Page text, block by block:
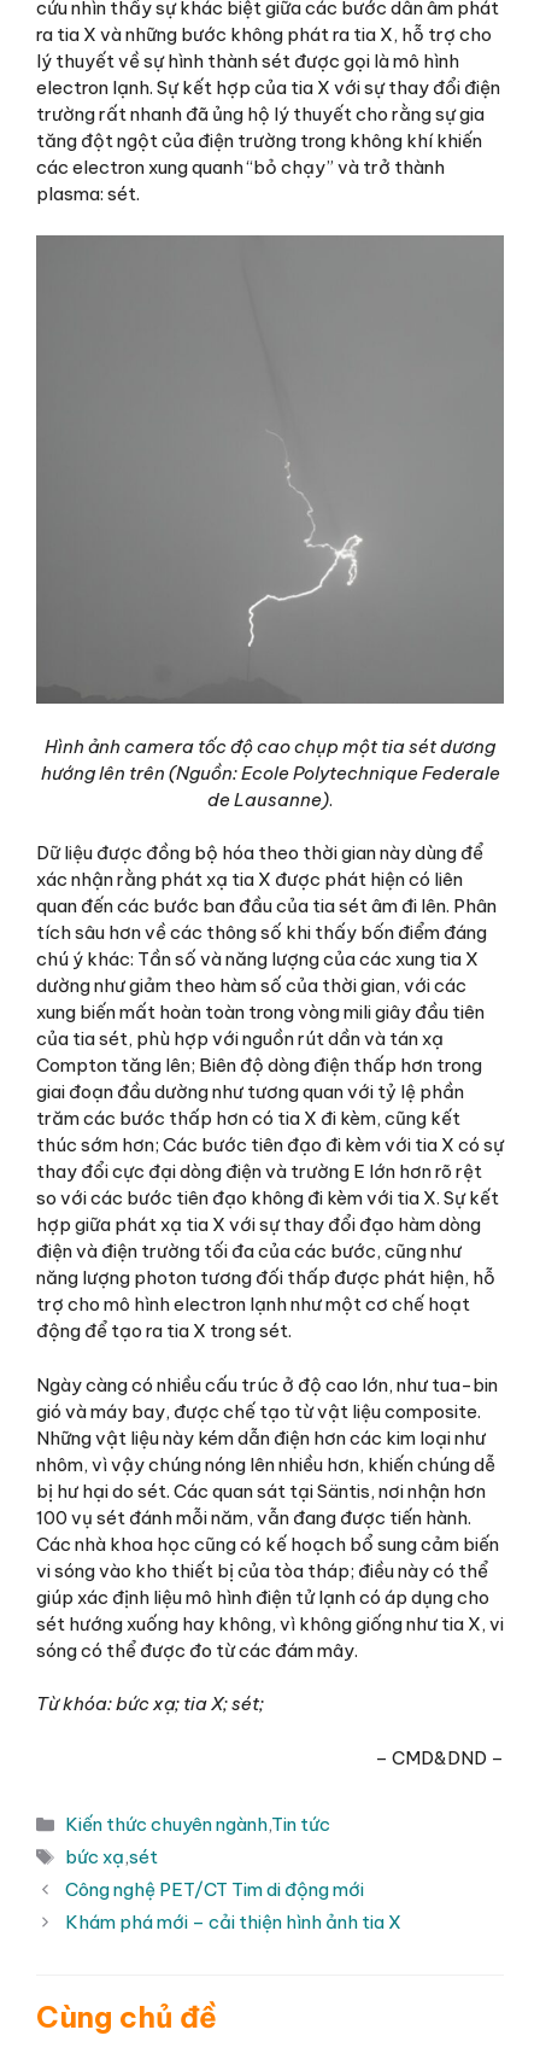
cứu nhìn thấy sự khác biệt giữa các bước dẫn âm phát
ra tia X và những bước không phát ra tia X, hỗ trợ cho
lý thuyết về sự hình thành sét được gọi là mô hình
electron lạnh. Sự kết hợp của tia X với sự thay đổi điện
trường rất nhanh đã ủng hộ lý thuyết cho rằng sự gia
tăng đột ngột của điện trường trong không khí khiến
các electron xung quanh “bỏ chạy” và trở thành
plasma: sét.
Hình ảnh camera tốc độ cao chụp một tia sét dương
hướng lên trên (Nguồn: Ecole Polytechnique Federale
de Lausanne).
Dữ liệu được đồng bộ hóa theo thời gian này dùng để
xác nhận rằng phát xạ tia X được phát hiện có liên
quan đến các bước ban đầu của tia sét âm đi lên. Phân
tích sâu hơn về các thông số khi thấy bốn điểm đáng
chú ý khác: Tần số và năng lượng của các xung tia X
dường như giảm theo hàm số của thời gian, với các
xung biến mất hoàn toàn trong vòng mili giây đầu tiên
của tia sét, phù hợp với nguồn rút dần và tán xạ
Compton tăng lên; Biên độ dòng điện thấp hơn trong
giai đoạn đầu dường như tương quan với tỷ lệ phần
trăm các bước thấp hơn có tia X đi kèm, cũng kết
thúc sớm hơn; Các bước tiên đạo đi kèm với tia X có sự
thay đổi cực đại dòng điện và trường E lớn hơn rõ rệt
so với các bước tiên đạo không đi kèm với tia X. Sự kết
hợp giữa phát xạ tia X với sự thay đổi đạo hàm dòng
điện và điện trường tối đa của các bước, cũng như
năng lượng photon tương đối thấp được phát hiện, hỗ
trợ cho mô hình electron lạnh như một cơ chế hoạt
động để tạo ra tia X trong sét.
Ngày càng có nhiều cấu trúc ở độ cao lớn, như tua-bin
gió và máy bay, được chế tạo từ vật liệu composite.
Những vật liệu này kém dẫn điện hơn các kim loại như
nhôm, vì vậy chúng nóng lên nhiều hơn, khiến chúng dễ
bị hư hại do sét. Các quan sát tại Säntis, nơi nhận hơn
100 vụ sét đánh mỗi năm, vẫn đang được tiến hành.
Các nhà khoa học cũng có kế hoạch bổ sung cảm biến
vi sóng vào kho thiết bị của tòa tháp; điều này có thể
giúp xác định liệu mô hình điện tử lạnh có áp dụng cho
sét hướng xuống hay không, vì không giống như tia X, vi
sóng có thể được đo từ các đám mây.
Từ khóa:bức xạ; tia X; sét;
– CMD&DND –
Danh
mục
Kiến thức chuyên ngành,Tin tức
Thẻ
bức xạ,sét
Công nghệ PET/CT Tim di động mới
Khám phá mới – cải thiện hình ảnh tia X
Cùng chủ đề